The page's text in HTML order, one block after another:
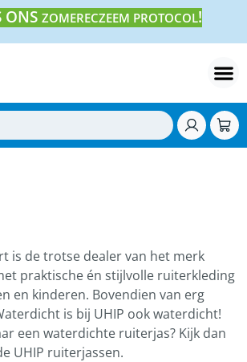
ONS ZOMERECZEEM PROTOCOL!
is de trotse dealer van het merk
praktische én stijlvolle ruiterkleding
en kinderen. Bovendien van erg
is bij UHIP ook waterdicht!
een waterdichte ruiterjas? Kijk dan
UHIP ruiterjassen.